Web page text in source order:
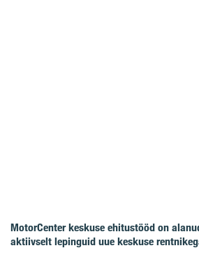
MotorCenter keskuse ehitustööd on
aktiivselt lepinguid uue keskuse